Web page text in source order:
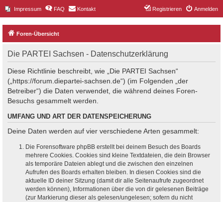
Impressum FAQ Kontakt Anmelden
Registrieren
Foren-Übersicht
Die PARTEI Sachsen - Datenschutzerklärung
Diese Richtlinie beschreibt, wie „Die PARTEI Sachsen“
(„https://forum.diepartei-sachsen.de“) (im Folgenden „der
Betreiber“) die Daten verwendet, die während deines Foren-
Besuchs gesammelt werden.
UMFANG UND ART DER DATENSPEICHERUNG
Deine Daten werden auf vier verschiedene Arten gesammelt:
Die Forensoftware phpBB erstellt bei deinem Besuch des Boards
mehrere Cookies. Cookies sind kleine Textdateien, die dein Browser
als temporäre Dateien ablegt und die zwischen den einzelnen
Aufrufen des Boards erhalten bleiben. In diesen Cookies sind die
aktuelle ID deiner Sitzung (damit dir alle Seitenaufrufe zugeordnet
werden können), Informationen über die von dir gelesenen Beiträge
(zur Markierung dieser als gelesen/ungelesen; sofern du nicht